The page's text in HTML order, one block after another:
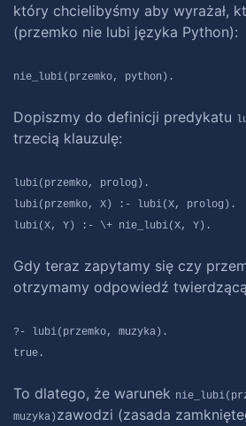
który chcielibyśmy aby wyrażał,
(przemko nie lubi języka Python):
nie_lubi(przemko, python).
Dopiszmy do definicji predykatu
trzecią klauzulę:
lubi(przemko, prolog).
lubi(przemko, X) :- lubi(X, prolog).
lubi(X, Y) :- \+ nie_lubi(X, Y).
Gdy teraz zapytamy się czy
otrzymamy odpowiedź
?- lubi(przemko, muzyka).
true.
To dlatego, że warunek
muzyka)zawodzi (zasada